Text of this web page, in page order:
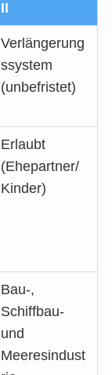
II
Verlängerung
ssystem
(unbefristet)
Erlaubt
(Ehepartner/
Kinder)
Bau-,
Schiffbau-
und
Meeresindust